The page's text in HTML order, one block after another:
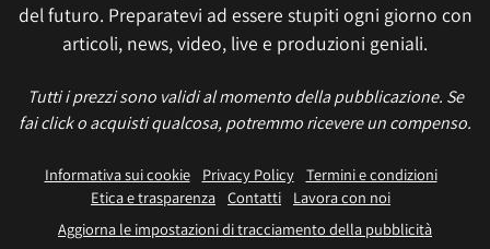
del futuro. Preparatevi ad essere stupiti ogni giorno con
articoli, news, video, live e produzioni geniali.
Tutti i prezzi sono validi al momento della pubblicazione. Se
fai click o acquisti qualcosa, potremmo ricevere un compenso.
Informativa sui cookie Privacy Policy
Termini e condizioni
Etica e trasparenza Contatti
Lavora con noi
Aggiorna le impostazioni di tracciamento della pubblicità